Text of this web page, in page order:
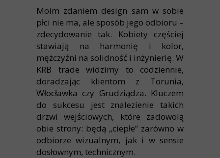
Moim zdaniem design sam w sobie
płci nie ma, ale sposób jego odbioru –
zdecydowanie tak. Kobiety częściej
stawiają na harmonię i kolor,
mężczyźni na solidność i inżynierię. W
KRB trade widzimy to codziennie,
doradzając klientom z Torunia,
Włocławka czy Grudziądza. Kluczem
do sukcesu jest znalezienie takich
drzwi wejściowych, które zadowolą
obie strony: będą „ciepłe” zarówno w
odbiorze wizualnym, jak i w sensie
dosłownym, technicznym.